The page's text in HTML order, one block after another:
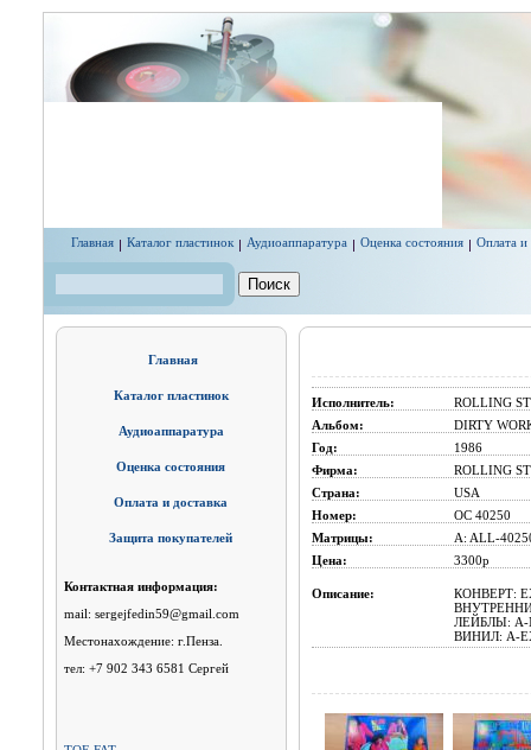
Главная Каталог пластинок Аудиоаппаратура Оценка состояния Оплата и
Главная
Каталог пластинок
Аудиоаппаратура
Оценка состояния
Оплата и доставка
Защита покупателей
Контактная информация:
mail: sergejfedin59@gmail.com
Местонахождение: г.Пенза.
тел: +7 902 343 6581 Сергей
Исполнитель:
ROLLING
Альбом:
DIRTY
Год:
1986
Фирма:
ROLLING
Страна:
USA
Номер:
OC 40250
Матрицы:
A: ALL-
Цена:
3300p
Описание:
КОНВЕРТ:
ЛЕЙБЛЫ: A-
ВИНИЛ: A-